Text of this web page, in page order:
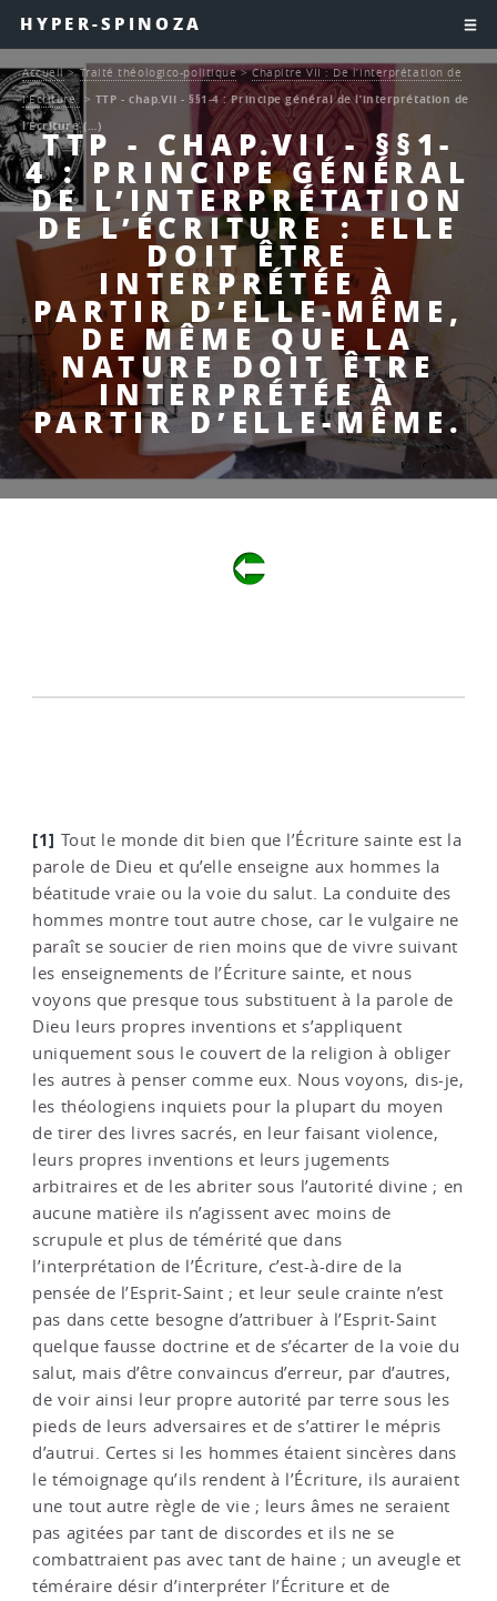
HYPER-SPINOZA
TTP - CHAP.VII - §§1-
4 : PRINCIPE GÉNÉRAL
DE L’INTERPRÉTATION
DE L’ÉCRITURE : ELLE
DOIT ÊTRE
INTERPRÉTÉE À
PARTIR D’ELLE-MÊME,
DE MÊME QUE LA
NATURE DOIT ÊTRE
INTERPRÉTÉE À
PARTIR D’ELLE-MÊME.
Accueil>Traité théologico-politique>Chapitre VII : De l’interprétation de
l’Ecriture. > TTP - chap.VII - §§1-4 : Principe général de l’interprétation de
l’Écriture (…)
[1] Tout le monde dit bien que l’Écriture sainte est la
parole de Dieu et qu’elle enseigne aux hommes la
béatitude vraie ou la voie du salut. La conduite des
hommes montre tout autre chose, car le vulgaire ne
paraît se soucier de rien moins que de vivre suivant
les enseignements de l’Écriture sainte, et nous
voyons que presque tous substituent à la parole de
Dieu leurs propres inventions et s’appliquent
uniquement sous le couvert de la religion à obliger
les autres à penser comme eux. Nous voyons, dis-je,
les théologiens inquiets pour la plupart du moyen
de tirer des livres sacrés, en leur faisant violence,
leurs propres inventions et leurs jugements
arbitraires et de les abriter sous l’autorité divine ; en
aucune matière ils n’agissent avec moins de
scrupule et plus de témérité que dans
l’interprétation de l’Écriture, c’est-à-dire de la
pensée de l’Esprit-Saint ; et leur seule crainte n’est
pas dans cette besogne d’attribuer à l’Esprit-Saint
quelque fausse doctrine et de s’écarter de la voie du
salut, mais d’être convaincus d’erreur, par d’autres,
de voir ainsi leur propre autorité par terre sous les
pieds de leurs adversaires et de s’attirer le mépris
d’autrui. Certes si les hommes étaient sincères dans
le témoignage qu’ils rendent à l’Écriture, ils auraient
une tout autre règle de vie ; leurs âmes ne seraient
pas agitées par tant de discordes et ils ne se
combattraient pas avec tant de haine ; un aveugle et
téméraire désir d’interpréter l’Écriture et de